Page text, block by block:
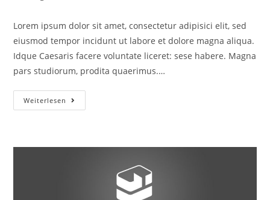
Lorem ipsum dolor sit amet, consectetur adipisici elit, sed
eiusmod tempor incidunt ut labore et dolore magna aliqua.
Idque Caesaris facere voluntate liceret: sese habere. Magna
pars studiorum, prodita quaerimus.…
Weiterlesen Magna
Pars